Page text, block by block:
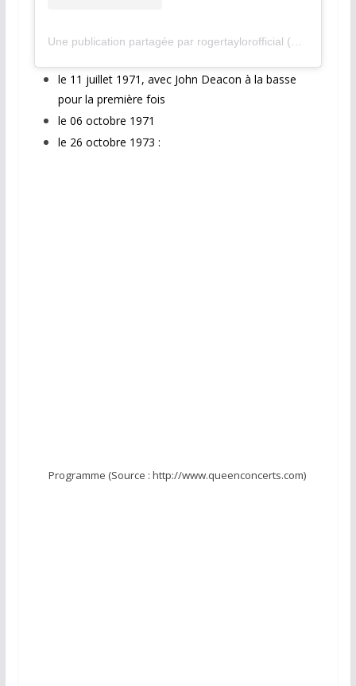
Une publication partagée par rogertaylorofficial (@rogertaylorofficial)
le 11 juillet 1971, avec John Deacon à la basse
pour la première fois
le 06 octobre 1971
le 26 octobre 1973 :
Programme (Source : http://www.queenconcerts.com)